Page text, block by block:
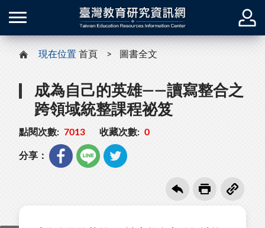
現在位置 首頁 圖書全文
成為自己的英雄——讀寫整合之
跨領域統整課程祕笈
點閱次數: 7013 收藏次數: 0
分享：